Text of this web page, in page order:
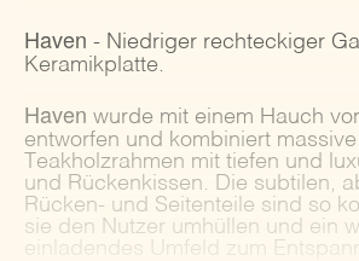
Haven - Niedriger rechteckiger
Keramikplatte.
Haven wurde mit einem Hauch
entworfen und kombiniert massive
Teakholzrahmen mit tiefen und
und Rückenkissen. Die subtilen,
Rücken- und Seitenteile sind so
sie den Nutzer umhüllen und ein
einladendes Umfeld zum